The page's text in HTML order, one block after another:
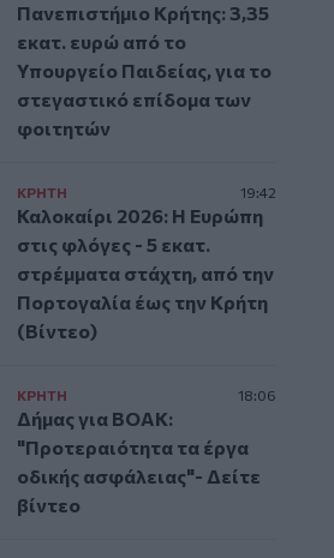
Πανεπιστήμιο Κρήτης: 3,35
εκατ. ευρώ από το
Υπουργείο Παιδείας, για το
στεγαστικό επίδομα των
φοιτητών
ΚΡΗΤΗ 19:42
Καλοκαίρι 2026: Η Ευρώπη
στις φλόγες - 5 εκατ.
στρέμματα στάχτη, από την
Πορτογαλία έως την Κρήτη
(Βίντεο)
ΚΡΗΤΗ 18:06
Δήμας για ΒΟΑΚ:
"Προτεραιότητα τα έργα
οδικής ασφάλειας"- Δείτε
βίντεο